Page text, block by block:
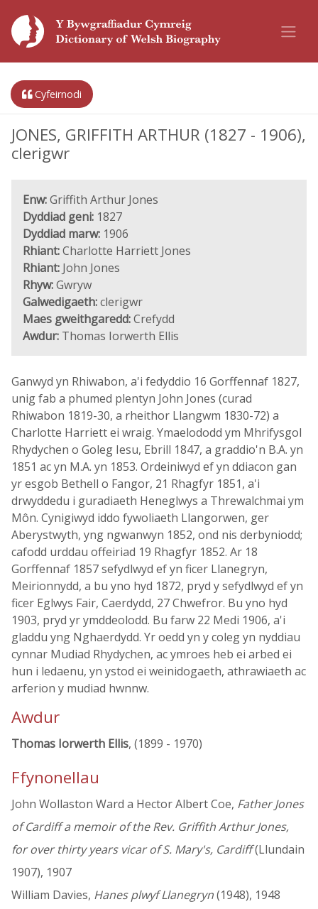
Cyfeirnodi
JONES, GRIFFITH ARTHUR (1827 - 1906),
clerigwr
Enw:Griffith Arthur Jones
Dyddiad geni: 1827
Dyddiad marw: 1906
Rhiant:Charlotte Harriett Jones
Rhiant: John Jones
Rhyw:Gwryw
Galwedigaeth:clerigwr
Maes gweithgaredd:Crefydd
Awdur: Thomas Iorwerth Ellis
Ganwyd yn Rhiwabon, a'i fedyddio 16 Gorffennaf 1827,
unig fab a phumed plentyn John Jones (curad
Rhiwabon 1819-30, a rheithor Llangwm 1830-72) a
Charlotte Harriett ei wraig. Ymaelododd ym Mhrifysgol
Rhydychen o Goleg Iesu, Ebrill 1847, a graddio'n B.A. yn
1851 ac yn M.A. yn 1853. Ordeiniwyd ef yn ddiacon gan
yr esgob Bethell o Fangor, 21 Rhagfyr 1851, a'i
drwyddedu i guradiaeth Heneglwys a Threwalchmai ym
Môn. Cynigiwyd iddo fywoliaeth Llangorwen, ger
Aberystwyth, yng ngwanwyn 1852, ond nis derbyniodd;
cafodd urddau offeiriad 19 Rhagfyr 1852. Ar 18
Gorffennaf 1857 sefydlwyd ef yn ficer Llanegryn,
Meirionnydd, a bu yno hyd 1872, pryd y sefydlwyd ef yn
ficer Eglwys Fair, Caerdydd, 27 Chwefror. Bu yno hyd
1903, pryd yr ymddeolodd. Bu farw 22 Medi 1906, a'i
gladdu yng Nghaerdydd. Yr oedd yn y coleg yn nyddiau
cynnar Mudiad Rhydychen, ac ymroes heb ei arbed ei
hun i ledaenu, yn ystod ei weinidogaeth, athrawiaeth ac
arferion y mudiad hwnnw.
Awdur
Thomas Iorwerth Ellis, (1899 - 1970)
Ffynonellau
John Wollaston Ward a Hector Albert Coe, Father Jones
of Cardiff a memoir of the Rev. Griffith Arthur Jones,
for over thirty years vicar of S. Mary's, Cardiff(Llundain
1907), 1907
William Davies, Hanes plwyf Llanegryn(1948), 1948